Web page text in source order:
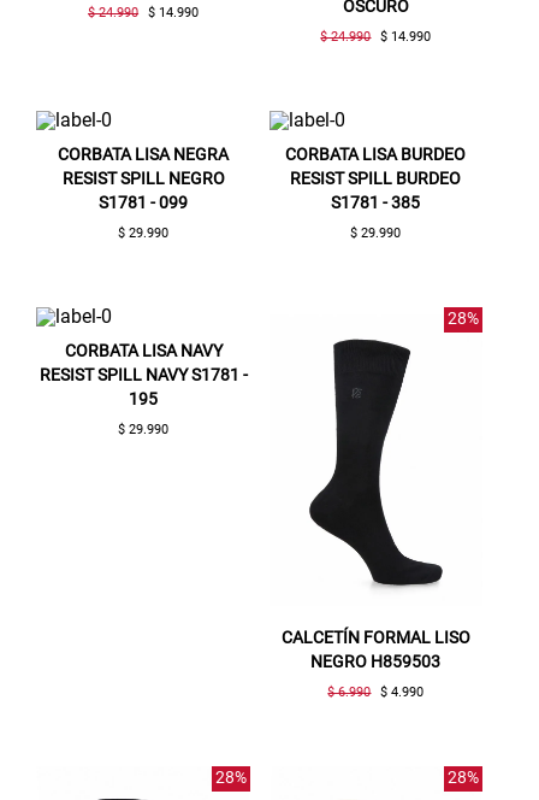
$ 24.990 $ 14.990
OSCURO
$ 24.990 $ 14.990
CORBATA LISA NEGRA
RESIST SPILL NEGRO
S1781 - 099
$ 29.990
CORBATA LISA BURDEO
RESIST SPILL BURDEO
S1781 - 385
$ 29.990
CORBATA LISA NAVY
RESIST SPILL NAVY S1781 -
195
$ 29.990
28%
CALCETÍN FORMAL LISO
NEGRO H859503
$ 6.990 $ 4.990
28% 28%